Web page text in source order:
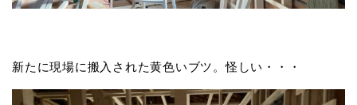
新たに現場に搬入された黄色いブツ。怪しい・・・